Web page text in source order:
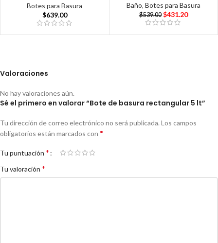
Botes para Basura
$639.00
Baño, Botes para Basura
$539.00 $431.20
Valoraciones
No hay valoraciones aún.
Sé el primero en valorar “Bote de basura rectangular 5 lt”
Tu dirección de correo electrónico no será publicada. Los campos
obligatorios están marcados con *
Tu puntuación *
Tu valoración *